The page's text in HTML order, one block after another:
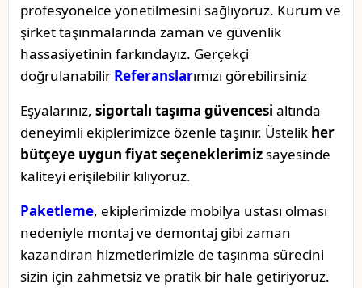
profesyonelce yönetilmesini sağlıyoruz. Kurum ve
şirket taşınmalarında zaman ve güvenlik
hassasiyetinin farkındayız. Gerçekçi
doğrulanabilir Referanslarımızı görebilirsiniz
Eşyalarınız, sigortalı taşıma güvencesi altında
deneyimli ekiplerimizce özenle taşınır. Üstelik her
bütçeye uygun fiyat seçeneklerimizsayesinde
kaliteyi erişilebilir kılıyoruz.
Paketleme, ekiplerimizde mobilya ustası olması
nedeniyle montaj ve demontaj gibi zaman
kazandıran hizmetlerimizle de taşınma sürecini
sizin için zahmetsiz ve pratik bir hale getiriyoruz.